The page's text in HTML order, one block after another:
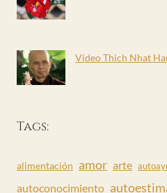
Video Thich Nhat
Tags:
alimentación amor arte
autoconocimiento